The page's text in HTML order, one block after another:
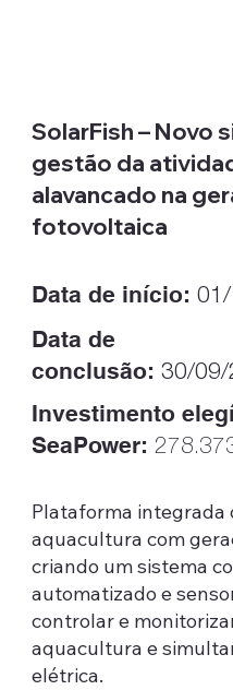
SolarFish – Novo
gestão da
alavancado na
fotovoltaica
Data de início:
Data de
conclusão: 30/09/
Investimento
SeaPower:
Plataforma integrada
aquacultura com
criando um sistema
automatizado e
controlar e
aquacultura e
elétrica.